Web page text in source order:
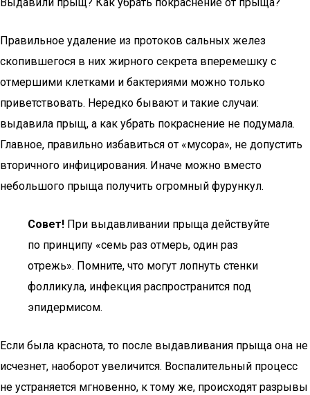
Правильное удаление из протоков сальных желез
скопившегося в них жирного секрета вперемешку с
отмершими клетками и бактериями можно только
приветствовать. Нередко бывают и такие случаи:
выдавила прыщ, а как убрать покраснение не подумала.
Главное, правильно избавиться от «мусора», не допустить
вторичного инфицирования. Иначе можно вместо
небольшого прыща получить огромный фурункул.
Совет! При выдавливании прыща действуйте
по принципу «семь раз отмерь, один раз
отрежь». Помните, что могут лопнуть стенки
фолликула, инфекция распространится под
эпидермисом.
Если была краснота, то после выдавливания прыща она не
исчезнет, наоборот увеличится. Воспалительный процесс
не устраняется мгновенно, к тому же, происходят разрывы